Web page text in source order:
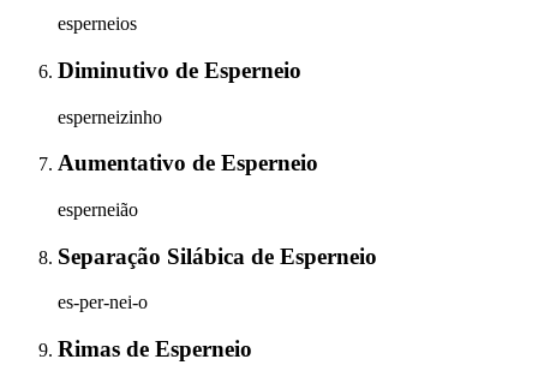
esperneios
Diminutivo de Esperneio
esperneizinho
Aumentativo de Esperneio
esperneião
Separação Silábica de Esperneio
es-per-nei-o
Rimas de Esperneio